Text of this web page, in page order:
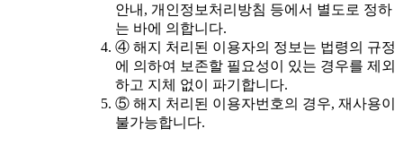
안내, 개인정보처리방침 등에서 별도로 정하
는 바에 의합니다.
④ 해지 처리된 이용자의 정보는 법령의 규정
에 의하여 보존할 필요성이 있는 경우를 제외
하고 지체 없이 파기합니다.
⑤ 해지 처리된 이용자번호의 경우, 재사용이
불가능합니다.